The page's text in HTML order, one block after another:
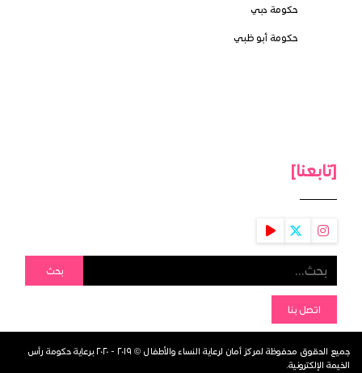
حكومة دبي
حكومة أبو ظبي
[تابعنا]
بحث
اتصل بنا
جميع الحقوق محفوظة لمركز أمان لرعاية النساء والأطفال © ٢٠١٩ - ٢٠٢٠ برعاية حكومة رأس
الخيمة الإلكترونية.